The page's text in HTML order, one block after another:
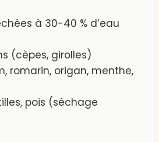
à 30-40 % d’eau
(cèpes, girolles)
romarin, origan, menthe,
pois (séchage